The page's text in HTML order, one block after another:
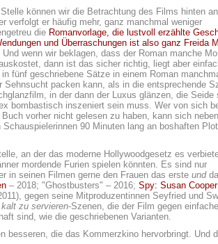
können wir die Betrachtung des Films hinten
verfolgt er häufig mehr, ganz manchmal weniger
die Romanvorlage, die lustvoll erzählte
und Überraschungen ist also ganz Freida
Und wenn wir beklagen, dass der Roman manche
dann ist das sicher richtig, liegt aber
fünf geschriebene Sätze in einem Roman
Sehnsucht packen kann, als in die entsprechende
in der dann der Luxus glänzen, die Seide
bombastisch inszeniert sein muss. Wer von sich
Buch vorher nicht gelesen zu haben, kann sich
Schauspielerinnen 90 Minuten lang an boshaften
an der das moderne Hollywoodgesetz es
mordende Furien spielen könnten. Es sind nur
in seinen Filmen gerne den Frauen das erste und
– 2018; "Ghostbusters" – 2016; Spy: Susan Cooper
gegen seine Mitproduzentinnen Seyfried und
zu servieren-Szenen, die der Film gegen einfache
sind, wie die geschriebenen Varianten.
besseren, die das Kommerzkino hervorbringt. Und